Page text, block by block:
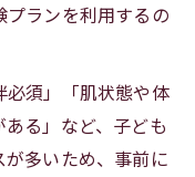
ランを利用するの
必須」「肌状態や体
る」など、子ども
多いため、事前に